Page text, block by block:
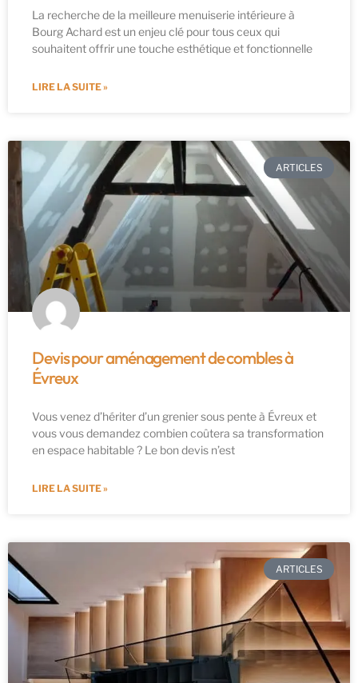
La recherche de la meilleure menuiserie intérieure à
Bourg Achard est un enjeu clé pour tous ceux qui
souhaitent offrir une touche esthétique et fonctionnelle
LIRE LA SUITE »
ARTICLES
Devis pour aménagement de combles à
Évreux
Vous venez d’hériter d’un grenier sous pente à Évreux et
vous vous demandez combien coûtera sa transformation
en espace habitable ? Le bon devis n’est
LIRE LA SUITE »
ARTICLES